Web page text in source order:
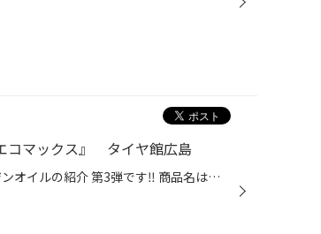
コマックス』 タイヤ館広島
今回は タイヤ館広島店の取り扱っている エンジンオイルの紹介 第3弾です‼️ 商品名は『エコマックス』 「エコマックス」 5W-30 0W-20 エコマックスは タイヤ館広島店が取り扱っている エンジンオイルの中では 最高性能のエンジンオイルです 低温スラッジの抑制効果に優れている為 ハイブリッド車...